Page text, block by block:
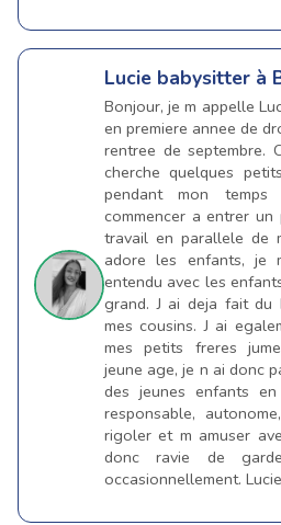
Lucie babysitter à
Bonjour, je m appelle
en premiere annee de
rentree de septembre.
cherche quelques
pendant mon
commencer a entrer
travail en parallele de
adore les enfants, je
entendu avec les
grand. J ai deja fait du
mes cousins. J ai
mes petits freres
jeune age, je n ai donc
des jeunes enfants
responsable,
rigoler et m amuser
donc ravie de
occasionnellement. Lucie